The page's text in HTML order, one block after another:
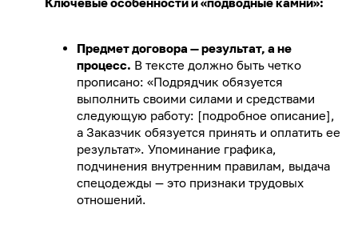
Предмет договора — результат, а не
процесс. В тексте должно быть четко
прописано: «Подрядчик обязуется
выполнить своими силами и средствами
следующую работу: [подробное описание],
а Заказчик обязуется принять и оплатить ее
результат». Упоминание графика,
подчинения внутренним правилам, выдача
спецодежды — это признаки трудовых
отношений.